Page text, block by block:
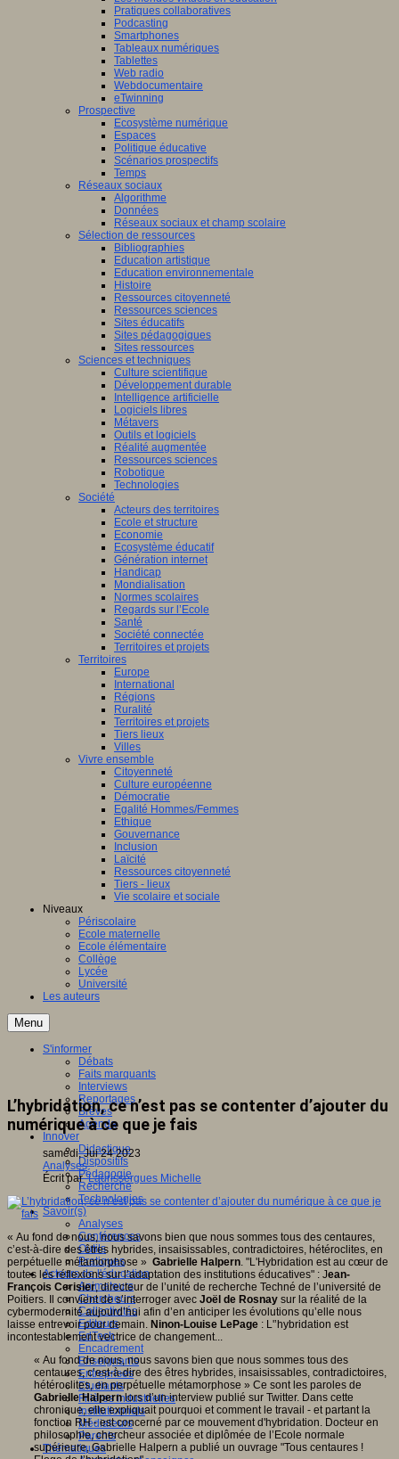
Pratiques collaboratives
Podcasting
Smartphones
Tableaux numériques
Tablettes
Web radio
Webdocumentaire
eTwinning
Prospective
Ecosystème numérique
Espaces
Politique éducative
Scénarios prospectifs
Temps
Réseaux sociaux
Algorithme
Données
Réseaux sociaux et champ scolaire
Sélection de ressources
Bibliographies
Education artistique
Education environnementale
Histoire
Ressources citoyenneté
Ressources sciences
Sites éducatifs
Sites pédagogiques
Sites ressources
Sciences et techniques
Culture scientifique
Développement durable
Intelligence artificielle
Logiciels libres
Métavers
Outils et logiciels
Réalité augmentée
Ressources sciences
Robotique
Technologies
Société
Acteurs des territoires
Ecole et structure
Economie
Ecosystème éducatif
Génération internet
Handicap
Mondialisation
Normes scolaires
Regards sur l’Ecole
Santé
Société connectée
Territoires et projets
Territoires
Europe
International
Régions
Ruralité
Territoires et projets
Tiers lieux
Villes
Vivre ensemble
Citoyenneté
Culture européenne
Démocratie
Egalité Hommes/Femmes
Ethique
Gouvernance
Inclusion
Laïcité
Ressources citoyenneté
Tiers - lieux
Vie scolaire et sociale
Niveaux
Périscolaire
Ecole maternelle
Ecole élémentaire
Collège
Lycée
Université
Les auteurs
Menu
S'informer
Débats
Faits marquants
Interviews
Reportages
Brèves
Agenda
Innover
Didactique
Dispositifs
Pédagogie
Recherche
Technologies
Savoir(s)
Analyses
Conférences
Outils
Pratiques
Acteurs de l'éducation
Animateurs
Chercheurs
Collectivités
Editeurs
EdTech
Encadrement
Enseignants
Entreprises
Etudiants
Filières industrielles
Institutionnels
Médiateurs
Parents
Thématiques
L’hybridation, ce n’est pas se contenter d’ajouter du
numérique à ce que je fais
samedi, Jui 24 2023
Analyses
Écrit parLaurissergues Michelle
« Au fond de nous, nous savons bien que nous sommes tous des centaures,
c’est-à-dire des êtres hybrides, insaisissables, contradictoires, hétéroclites, en
perpétuelle métamorphose » Gabrielle Halpern. "L'Hybridation est au cœur de
toutes les réflexions sur l’adaptation des institutions éducatives" : Jean-
François Cerisier, directeur de l’unité de recherche Techné de l’université de
Poitiers. Il convient de s’interroger avec Joël de Rosnay sur la réalité de la
cybermodernité aujourd’hui afin d’en anticiper les évolutions qu’elle nous
laisse entrevoir pour demain. Ninon-Louise LePage : L'’hybridation est
incontestablement vectrice de changement...
« Au fond de nous, nous savons bien que nous sommes tous des
centaures, c’est-à-dire des êtres hybrides, insaisissables, contradictoires,
hétéroclites, en perpétuelle métamorphose » Ce sont les paroles de
Gabrielle Halpernlors d’un interview publié sur Twitter. Dans cette
chronique, elle expliquait pourquoi et comment le travail - et partant la
fonction RH - est concerné par ce mouvement d'hybridation. Docteur en
philosophie, chercheur associée et diplômée de l’Ecole normale
supérieure, Gabrielle Halpern a publié un ouvrage "Tous centaures !